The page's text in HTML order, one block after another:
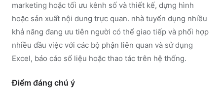
marketing hoặc tối ưu kênh số và thiết kế, dựng hình
hoặc sản xuất nội dung trực quan. nhà tuyển dụng nhiều
khả năng đang ưu tiên người có thể giao tiếp và phối hợp
nhiều đầu việc với các bộ phận liên quan và sử dụng
Excel, báo cáo số liệu hoặc thao tác trên hệ thống.
Điểm đáng chú ý